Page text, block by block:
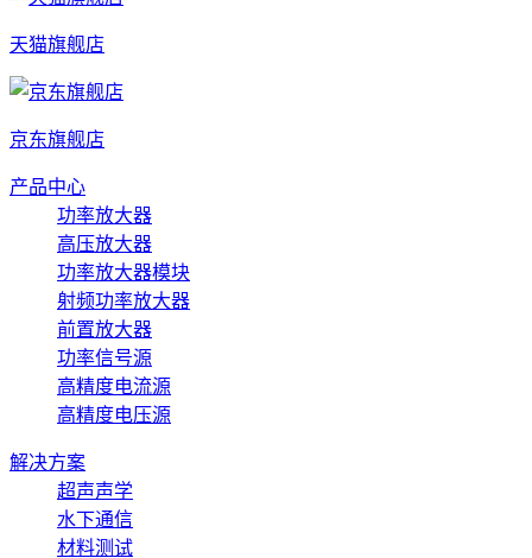
天猫旗舰店
京东旗舰店
产品中心
功率放大器
高压放大器
功率放大器模块
射频功率放大器
前置放大器
功率信号源
高精度电流源
高精度电压源
解决方案
超声声学
水下通信
材料测试